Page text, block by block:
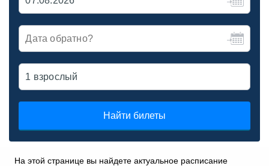
Найти билеты
На этой странице вы найдете актуальное расписание